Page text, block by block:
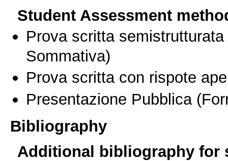
Student Assessment
Prova scritta
Sommativa)
Prova scritta con rispote
Presentazione Pubblica
Bibliography
Additional bibliography for